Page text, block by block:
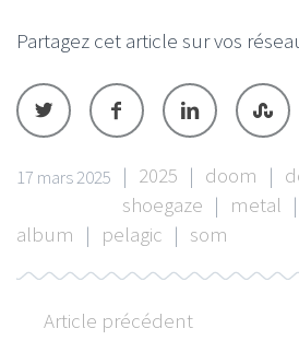
Partagez cet article sur vos
17 mars 2025 | 2025 | doom |
shoegaze | metal |
album | pelagic | som
Article précédent